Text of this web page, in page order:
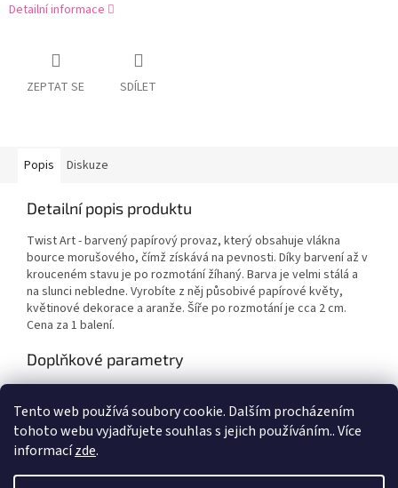
Tento web používá soubory cookie. Dalším procházením
tohoto webu vyjadřujete souhlas s jejich používáním.. Více
informacízde.
Detailní informace
ZEPTAT SE SDÍLET
Popis Diskuze
Detailní popis produktu
Twist Art - barvený papírový provaz, který obsahuje vlákna
bource morušového, čímž získává na pevnosti. Díky barvení až v
krouceném stavu je po rozmotání žíhaný. Barva je velmi stálá a
na slunci nebledne. Vyrobíte z něj působivé papírové květy,
květinové dekorace a aranže. Šíře po rozmotání je cca 2 cm.
Cena za 1 balení.
Doplňkové parametry
EAN: Zvolte variantu